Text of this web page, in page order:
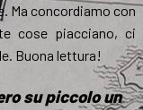
Ma concordiamo con
cose piacciano, ci
Buona lettura!
su piccolo un